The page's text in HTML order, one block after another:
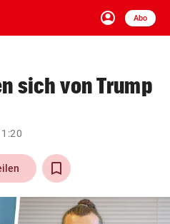
account_circle
Anmelden
Abo
close Schließen
arrow_right
sich von Trump